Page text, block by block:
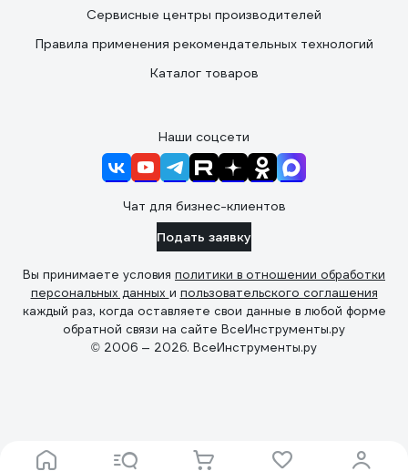
Сервисные центры производителей
Правила применения рекомендательных технологий
Каталог товаров
Наши соцсети
Чат для бизнес-клиентов
Подать заявку
Вы принимаете условия политики в отношении обработки
персональных данных и пользовательского соглашения
каждый раз, когда оставляете свои данные в любой форме
обратной связи на сайте ВсеИнструменты.ру
© 2006 — 2026. ВсеИнструменты.ру